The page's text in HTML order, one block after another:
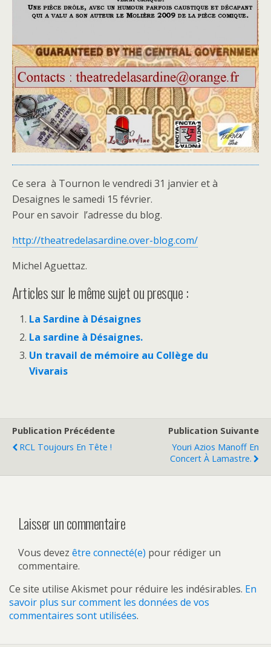
Ce sera à Tournon le vendredi 31 janvier et à
Desaignes le samedi 15 février.
Pour en savoir l’adresse du blog.
http://theatredelasardine.over-blog.com/
Michel Aguettaz.
Articles sur le même sujet ou presque :
La Sardine à Désaignes
La sardine à Désaignes.
Un travail de mémoire au Collège du
Vivarais
Publication Précédente
RCL Toujours En Tête !
Publication Suivante
Youri Azios Manoff En
Concert À Lamastre.
Laisser un commentaire
Vous devez être connecté(e) pour rédiger un
commentaire.
Ce site utilise Akismet pour réduire les indésirables. En
savoir plus sur comment les données de vos
commentaires sont utilisées.